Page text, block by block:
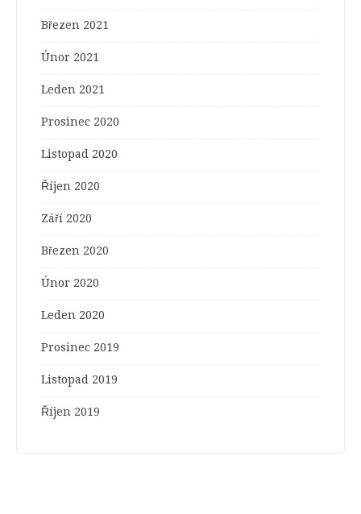
Březen 2021
Únor 2021
Leden 2021
Prosinec 2020
Listopad 2020
Říjen 2020
Září 2020
Březen 2020
Únor 2020
Leden 2020
Prosinec 2019
Listopad 2019
Říjen 2019